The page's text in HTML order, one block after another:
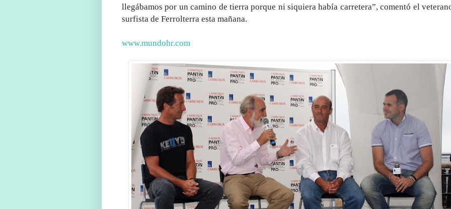
llegábamos por un camino de tierra porque ni siquiera había carretera”, comentó el
surfista de Ferrolterra esta mañana.
www.mundohr.com